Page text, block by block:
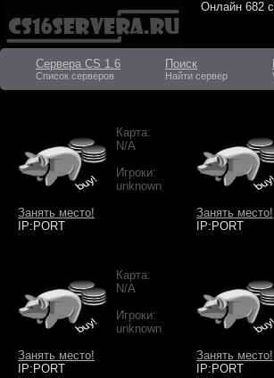
Онлайн 682
Сервера CS 1.6
Список серверов
Поиск
Найти сервер
Карта:
N/A
Игроки:
unknown
Занять место!
IP:PORT
Занять место!
IP:PORT
Карта:
N/A
Игроки:
unknown
Занять место!
IP:PORT
Занять место!
IP:PORT